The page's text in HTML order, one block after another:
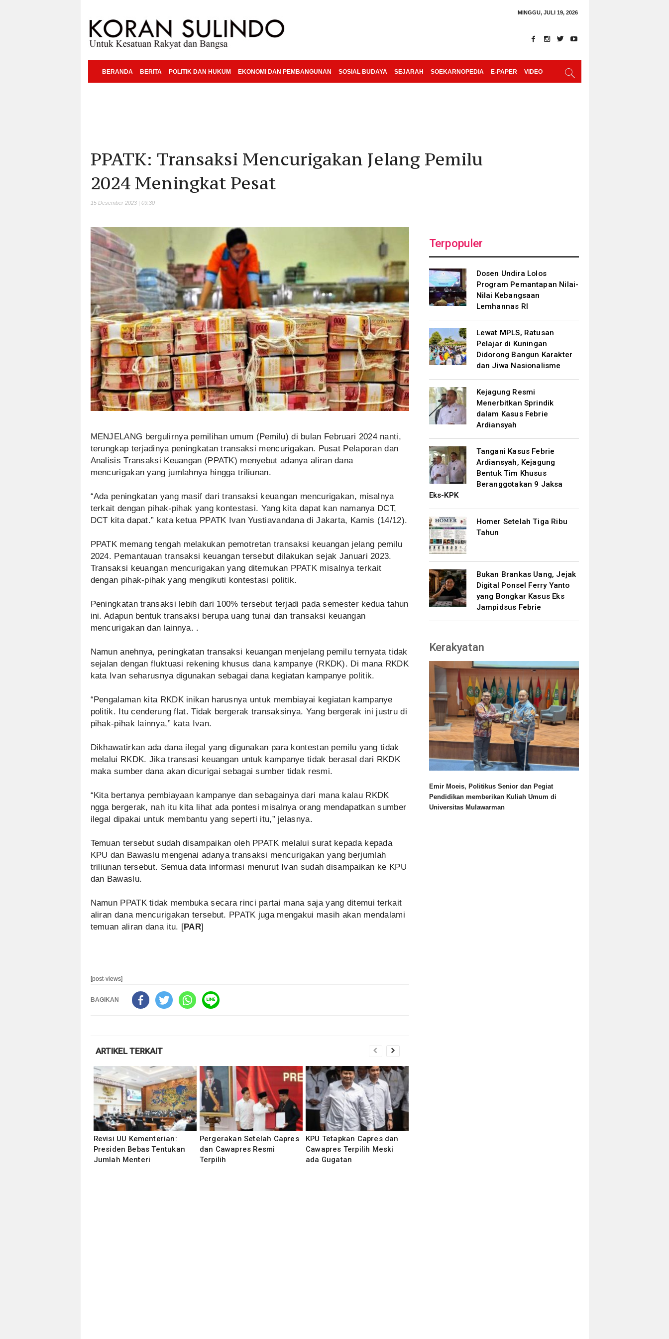
MINGGU, JULI 19, 2026
BERANDA BERITA POLITIK DAN HUKUM EKONOMI DAN PEMBANGUNAN SOSIAL BUDAYA SEJARAH SOEKARNOPEDIA E-PAPER VIDEO
PPATK: Transaksi Mencurigakan Jelang Pemilu
2024 Meningkat Pesat
15 Desember 2023 | 09:30
MENJELANG bergulirnya pemilihan umum (Pemilu) di bulan Februari 2024 nanti,
terungkap terjadinya peningkatan transaksi mencurigakan. Pusat Pelaporan dan
Analisis Transaksi Keuangan (PPATK) menyebut adanya aliran dana
mencurigakan yang jumlahnya hingga triliunan.
“Ada peningkatan yang masif dari transaksi keuangan mencurigakan, misalnya
terkait dengan pihak-pihak yang kontestasi. Yang kita dapat kan namanya DCT,
DCT kita dapat.” kata ketua PPATK Ivan Yustiavandana di Jakarta, Kamis (14/12).
PPATK memang tengah melakukan pemotretan transaksi keuangan jelang pemilu
2024. Pemantauan transaksi keuangan tersebut dilakukan sejak Januari 2023.
Transaksi keuangan mencurigakan yang ditemukan PPATK misalnya terkait
dengan pihak-pihak yang mengikuti kontestasi politik.
Peningkatan transaksi lebih dari 100% tersebut terjadi pada semester kedua tahun
ini. Adapun bentuk transaksi berupa uang tunai dan transaksi keuangan
mencurigakan dan lainnya. .
Namun anehnya, peningkatan transaksi keuangan menjelang pemilu ternyata tidak
sejalan dengan fluktuasi rekening khusus dana kampanye (RKDK). Di mana RKDK
kata Ivan seharusnya digunakan sebagai dana kegiatan kampanye politik.
“Pengalaman kita RKDK inikan harusnya untuk membiayai kegiatan kampanye
politik. Itu cenderung flat. Tidak bergerak transaksinya. Yang bergerak ini justru di
pihak-pihak lainnya,” kata Ivan.
Dikhawatirkan ada dana ilegal yang digunakan para kontestan pemilu yang tidak
melalui RKDK. Jika transasi keuangan untuk kampanye tidak berasal dari RKDK
maka sumber dana akan dicurigai sebagai sumber tidak resmi.
“Kita bertanya pembiayaan kampanye dan sebagainya dari mana kalau RKDK
ngga bergerak, nah itu kita lihat ada pontesi misalnya orang mendapatkan sumber
ilegal dipakai untuk membantu yang seperti itu,” jelasnya.
Temuan tersebut sudah disampaikan oleh PPATK melalui surat kepada kepada
KPU dan Bawaslu mengenai adanya transaksi mencurigakan yang berjumlah
triliunan tersebut. Semua data informasi menurut Ivan sudah disampaikan ke KPU
dan Bawaslu.
Namun PPATK tidak membuka secara rinci partai mana saja yang ditemui terkait
aliran dana mencurigakan tersebut. PPATK juga mengakui masih akan mendalami
temuan aliran dana itu. [PAR]
[post-views]
BAGIKAN
ARTIKEL TERKAIT
Revisi UU Kementerian:
Presiden Bebas Tentukan
Jumlah Menteri
Pergerakan Setelah Capres
dan Cawapres Resmi
Terpilih
KPU Tetapkan Capres dan
Cawapres Terpilih Meski
ada Gugatan
Terpopuler
Dosen Undira Lolos
Program Pemantapan Nilai-
Nilai Kebangsaan
Lemhannas RI
Lewat MPLS, Ratusan
Pelajar di Kuningan
Didorong Bangun Karakter
dan Jiwa Nasionalisme
Kejagung Resmi
Menerbitkan Sprindik
dalam Kasus Febrie
Ardiansyah
Tangani Kasus Febrie
Ardiansyah, Kejagung
Bentuk Tim Khusus
Beranggotakan 9 Jaksa
Eks-KPK
Homer Setelah Tiga Ribu
Tahun
Bukan Brankas Uang, Jejak
Digital Ponsel Ferry Yanto
yang Bongkar Kasus Eks
Jampidsus Febrie
Kerakyatan
Emir Moeis, Politikus Senior dan Pegiat
Pendidikan memberikan Kuliah Umum di
Universitas Mulawarman